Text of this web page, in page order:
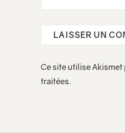
Ce site utilise
traitées.